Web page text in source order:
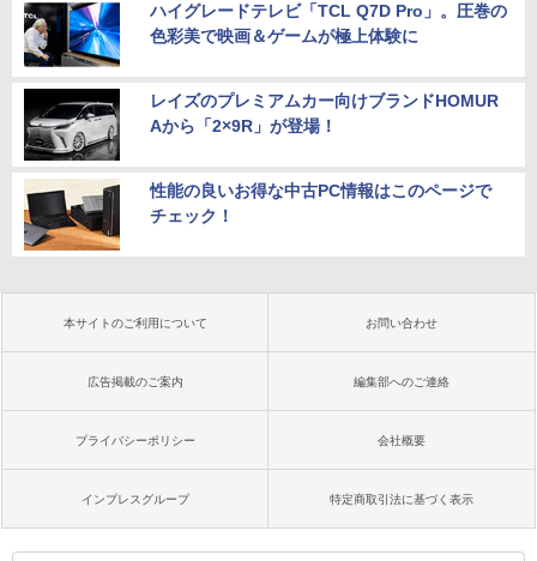
ハイグレードテレビ「TCL Q7D Pro」。圧巻の
色彩美で映画＆ゲームが極上体験に
レイズのプレミアムカー向けブランドHOMUR
Aから「2×9R」が登場！
性能の良いお得な中古PC情報はこのページで
チェック！
本サイトのご利用について お問い合わせ
広告掲載のご案内 編集部へのご連絡
プライバシーポリシー 会社概要
インプレスグループ 特定商取引法に基づく表示